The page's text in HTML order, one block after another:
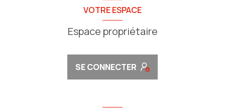
VOTRE ESPACE
Espace propriétaire
SE CONNECTER